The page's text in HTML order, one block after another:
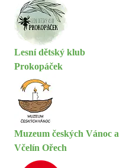
Lesní dětský klub
Prokopáček
Muzeum českých Vánoc a
Včelín Ořech